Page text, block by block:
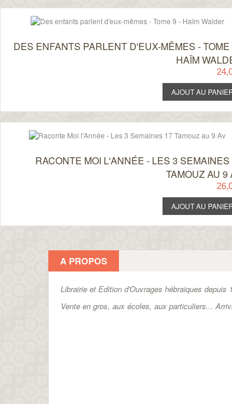
DES ENFANTS PARLENT D'EUX-MÊMES - TOME
HAÏM
RACONTE MOI L'ANNÉE - LES 3 SEMAINES
TAMOUZ AU 9
A PROPOS
Librairie et Edition d'Ouvrages hébraiques depuis
Vente en gros, aux écoles, aux particuliers...